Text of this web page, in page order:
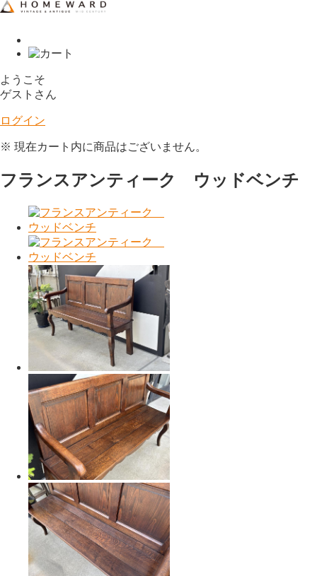
ようこそ
ゲストさん
ログイン
※ 現在カート内に商品はございません。
フランスアンティーク ウッドベンチ